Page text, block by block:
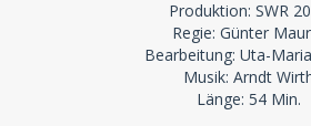
Produktion: SWR
Regie: Günter
Bearbeitung: Uta-
Musik: Arndt
Länge: 54 Min.